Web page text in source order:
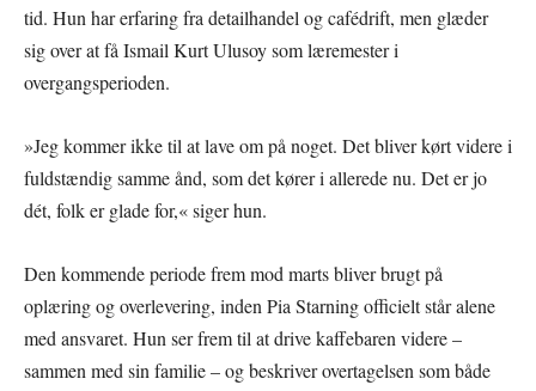
tid. Hun har erfaring fra detailhandel og cafédrift, men glæder
sig over at få Ismail Kurt Ulusoy som læremester i
overgangsperioden.
»Jeg kommer ikke til at lave om på noget. Det bliver kørt videre i
fuldstændig samme ånd, som det kører i allerede nu. Det er jo
dét, folk er glade for,« siger hun.
Den kommende periode frem mod marts bliver brugt på
oplæring og overlevering, inden Pia Starning officielt står alene
med ansvaret. Hun ser frem til at drive kaffebaren videre –
sammen med sin familie – og beskriver overtagelsen som både